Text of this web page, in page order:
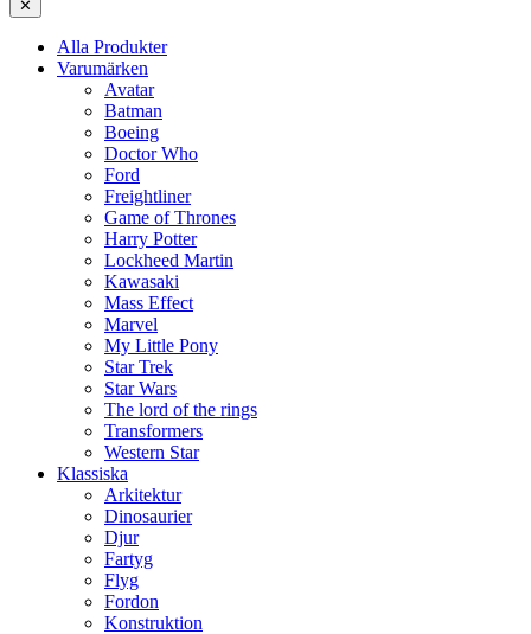
✕
Alla Produkter
Varumärken
Avatar
Batman
Boeing
Doctor Who
Ford
Freightliner
Game of Thrones
Harry Potter
Lockheed Martin
Kawasaki
Mass Effect
Marvel
My Little Pony
Star Trek
Star Wars
The lord of the rings
Transformers
Western Star
Klassiska
Arkitektur
Dinosaurier
Djur
Fartyg
Flyg
Fordon
Konstruktion